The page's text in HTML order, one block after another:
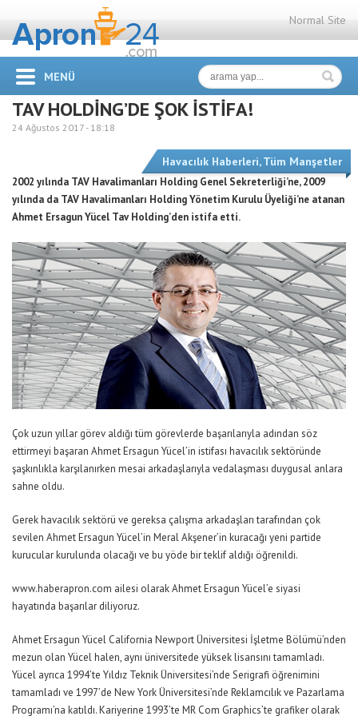
Normal Site
MENÜ
TAV HOLDİNG’DE ŞOK İSTİFA!
24 Ağustos 2017 - 18:18
Havacılık Haberleri,Tüm Manşetler
2002 yılında TAV Havalimanları Holding Genel Sekreterliği’ne, 2009
yılında da TAV Havalimanları Holding Yönetim Kurulu Üyeliği’ne atanan
Ahmet Ersagun Yücel Tav Holding’den istifa etti.
Çok uzun yıllar görev aldığı tüm görevlerde başarılarıyla adından söz
ettirmeyi başaran Ahmet Ersagun Yücel’in istifası havacılık sektöründe
şaşkınlıkla karşılanırken mesai arkadaşlarıyla vedalaşması duygusal anlara
sahne oldu.
Gerek havacılık sektörü ve gereksa çalışma arkadaşları tarafından çok
sevilen Ahmet Ersagun Yücel’in Meral Akşener’in kuracağı yeni partide
kurucular kurulunda olacağı ve bu yöde bir teklif aldığı öğrenildi.
www.haberapron.com ailesi olarak Ahmet Ersagun Yücel’e siyasi
hayatında başarılar diliyoruz.
Ahmet Ersagun Yücel California Newport Üniversitesi İşletme Bölümü’nden
mezun olan Yücel halen, aynı üniversitede yüksek lisansını tamamladı.
Yücel ayrıca 1994’te Yıldız Teknik Üniversitesi’nde Serigrafi öğrenimini
tamamladı ve 1997’de New York Üniversitesi’nde Reklamcılık ve Pazarlama
Programı’na katıldı. Kariyerine 1993’te MR Com Graphics’te grafiker olarak